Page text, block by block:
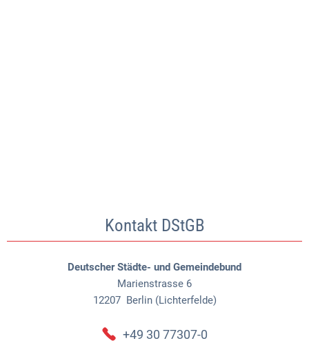
Kontakt DStGB
Deutscher Städte- und Gemeindebund
Marienstrasse 6
12207 Berlin (Lichterfelde)
+49 30 77307-0